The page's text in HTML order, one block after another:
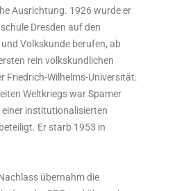
Ausrichtung. 1926 wurde er
Dresden auf den
Volkskunde berufen, ab
rein volkskundlichen
Friedrich-Wilhelms-Universität.
Weltkriegs war Spamer
institutionalisierten
Er starb 1953 in
übernahm die